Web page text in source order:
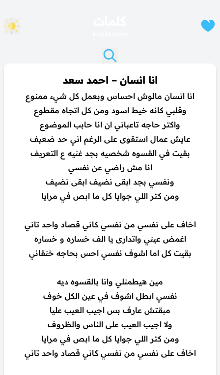
انا انسان – احمد سعد
انا انسان مالوش احساس وبعمل كل شيء ممنوع
وقلبي كانه خيط اسود ومن كل اتجاه مقطوع
واكتر حاجه تاعباني ان انا حابب الموضوع
عايش عمال استقوى على الرغم اني حد ضعيف
بقيت في القسوه شخصيه بجد غنيه ع التعريف
انا مش راضي عن نفسي
ونفسي بجد ابقى نضيف ابقى نضيف
ومن كتر اللي جوايا كل ما ابص في مرايا
اخاف على نفسي من نفسي كاني قصاد واحد تاني
اغمض عيني واتدارى يا الف خساره و خساره
بقيت كل اما اشوف نفسي احس بحاجه خنقاني
مين هيطمنلي وانا بالقسوه ديه
نفسي ابطل اشوف في عين الكل خوف
مبقتش عارف بس اجيب العيب عليا
ولا اجيب العيب على الناس والظروف
ومن كتر اللي جوايا كل ما ابص في مرايا
اخاف على نفسي من نفسي كاني قصاد واحد تاني